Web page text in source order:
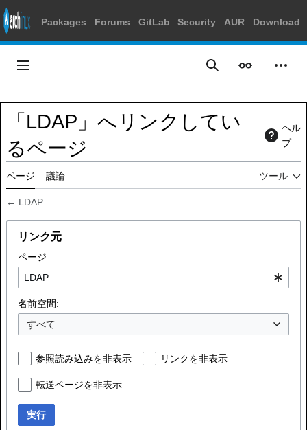
Packages Forums GitLab Security AUR Download
キ
ッ
プ
メインメニュー 検索 表示 個人
「LDAP」へリンクしてい
るページ
ヘル
プ
ページ 議論 ツール
← LDAP
リンク元
ページ:
名前空間:
すべて
参照読み込みを非表示 リンクを非表示
転送ページを非表示
実行